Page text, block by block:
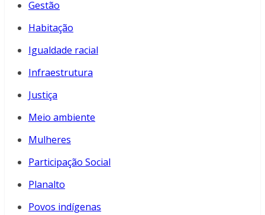
Gestão
Habitação
Igualdade racial
Infraestrutura
Justiça
Meio ambiente
Mulheres
Participação Social
Planalto
Povos indígenas